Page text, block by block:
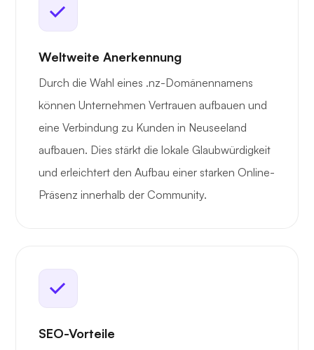
Weltweite Anerkennung
Durch die Wahl eines .nz-Domänennamens
können Unternehmen Vertrauen aufbauen und
eine Verbindung zu Kunden in Neuseeland
aufbauen. Dies stärkt die lokale Glaubwürdigkeit
und erleichtert den Aufbau einer starken Online-
Präsenz innerhalb der Community.
SEO-Vorteile